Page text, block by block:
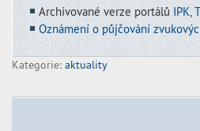
Archivované verze portálů IPK
Oznámení o půjčování
Kategorie: aktuality